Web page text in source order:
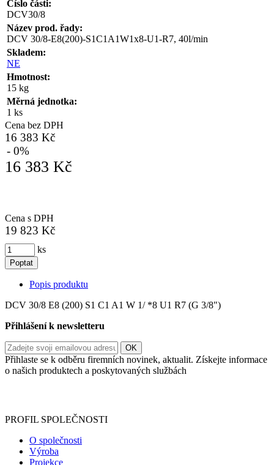
Číslo části:
DCV30/8
Název prod. řady:
DCV 30/8-E8(200)-S1C1A1W1x8-U1-R7, 40l/min
Skladem:
NE
Hmotnost:
15 kg
Měrná jednotka:
1 ks
Cena bez DPH
16 383 Kč
- 0%
16 383 Kč
Cena s DPH
19 823 Kč
ks
Poptat
Popis produktu
DCV 30/8 E8 (200) S1 C1 A1 W 1/ *8 U1 R7 (G 3/8")
Přihlášení k newsletteru
Přihlaste se k odběru firemních novinek, aktualit. Získejte informace
o našich produktech a poskytovaných službách
PROFIL SPOLEČNOSTI
O společnosti
Výroba
Projekce